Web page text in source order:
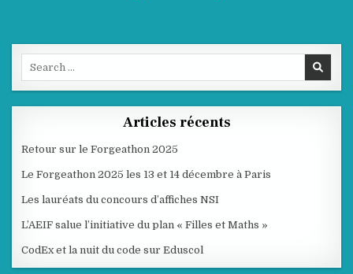
Articles récents
Retour sur le Forgeathon 2025
Le Forgeathon 2025 les 13 et 14 décembre à Paris
Les lauréats du concours d’affiches NSI
L’AEIF salue l’initiative du plan « Filles et Maths »
CodEx et la nuit du code sur Eduscol